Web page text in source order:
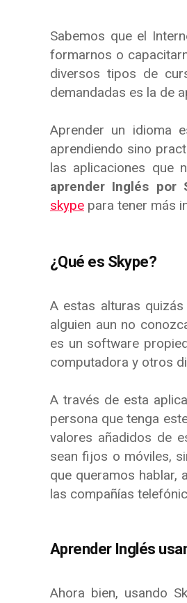
Sabemos que el
formarnos o
diversos tipos de
demandadas es la de
Aprender un idioma
aprendiendo sino
las aplicaciones que
aprender Inglés por
skype para tener más
¿Qué es Skype?
A estas alturas
alguien aun no
es un software
computadora y otros
A través de esta
persona que tenga
valores añadidos de
sean fijos o móviles,
que queramos hablar,
las compañías
Aprender Inglés
Ahora bien, usando